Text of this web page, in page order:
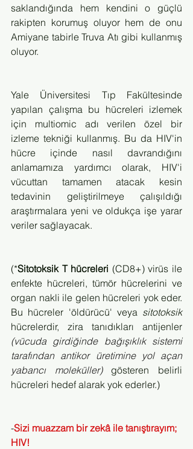
saklandığında hem kendini o güçlü
rakipten korumuş oluyor hem de onu
Amiyane tabirle Truva Atı gibi kullanmış
oluyor.
Yale Üniversitesi Tıp Fakültesinde
yapılan çalışma bu hücreleri izlemek
için multiomic adı verilen özel bir
izleme tekniği kullanmış. Bu da HIV'in
hücre içinde nasıl davrandığını
anlamamıza yardımcı olarak, HIV'i
vücuttan tamamen atacak kesin
tedavinin geliştirilmeye çalışıldığı
araştırmalara yeni ve oldukça işe yarar
veriler sağlayacak.
(*Sitotoksik T hücreleri (CD8+) virüs ile
enfekte hücreleri, tümör hücrelerini ve
organ nakli ile gelen hücreleri yok eder.
Bu hücreler 'öldürücü' veya sitotoksik
(vücuda girdiğinde bağışıklık sistemi
tarafından antikor üretimine yol açan
yabancı moleküller) gösteren belirli
hücreleri hedef alarak yok ederler.)
-Sizi muazzam bir zekâ ile tanıştırayım;
HIV!